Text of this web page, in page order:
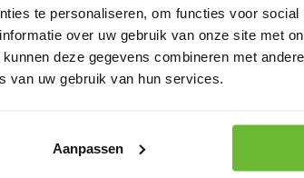
te personaliseren, om functies voor
over uw gebruik van onze site met
deze gegevens combineren met
van uw gebruik van hun services.
Aanpassen
jezelf
en brengen
te
ervaring,
dierbaar
Kunnen
Bel